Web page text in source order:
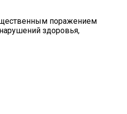
поражением
здоровья,